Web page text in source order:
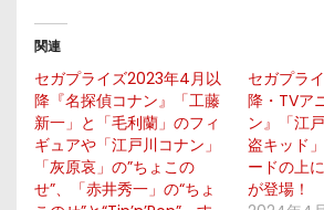
関連
セガプライズ2023年4月以
降『名探偵コナン』「工藤
新一」と「毛利蘭」のフィ
ギュアや「江戸川コナン」
「灰原哀」の”ちょこの
せ”、「赤井秀一」の“ちょ
セガプラ
降・TVア
ン』「江
盗キッド
ードの上
が登場！